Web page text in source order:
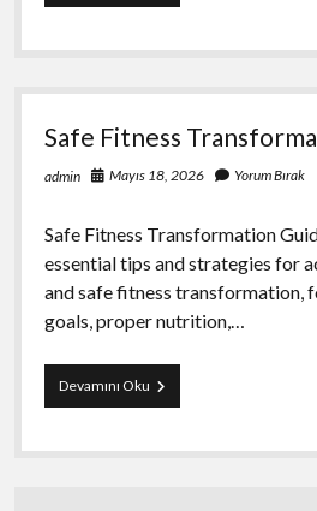
Kumasi
Hatalari
Safe Fitness
admin Mayıs 18, 2026 Yorum Bırak
Safe Fitness Transformation
essential tips and strategies for
and safe fitness transformation,
goals, proper nutrition,…
Devamını OkuSafe
Fitness
Guide